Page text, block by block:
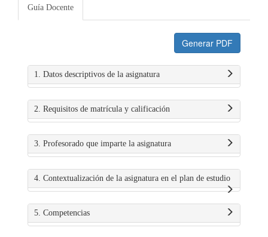
Guía Docente
Generar PDF
1. Datos descriptivos de la asignatura
2. Requisitos de matrícula y calificación
3. Profesorado que imparte la asignatura
4. Contextualización de la asignatura en el plan de estudio
5. Competencias